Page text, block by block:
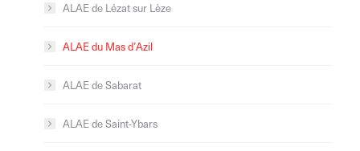
ALAE de Lézat sur Lèze
ALAE du Mas d’Azil
ALAE de Sabarat
ALAE de Saint-Ybars